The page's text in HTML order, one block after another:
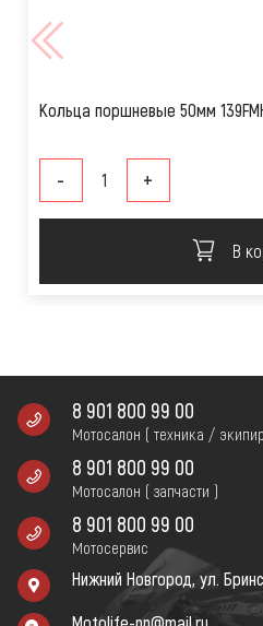
Кольца поршневые 50мм
- +
В
8 901 800 99 00
Мотосалон ( техника /
8 901 800 99 00
Мотосалон ( запчасти )
8 901 800 99 00
Мотосервис
Нижний Новгород, ул.